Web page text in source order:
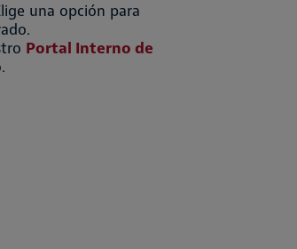
una opción para
Portal Interno de